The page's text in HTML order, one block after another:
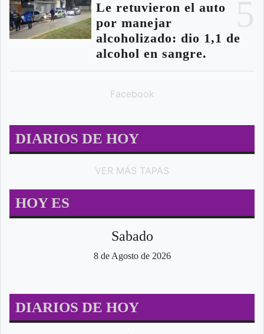
Le retuvieron el auto
por manejar
alcoholizado: dio 1,1 de
alcohol en sangre.
Facebook
DIARIOS DE HOY
VER MÁS TAPAS
HOY ES
Sabado
8 de Agosto de 2026
DIARIOS DE HOY